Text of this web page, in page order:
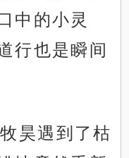
中的小灵
行也是瞬间
昊遇到了枯